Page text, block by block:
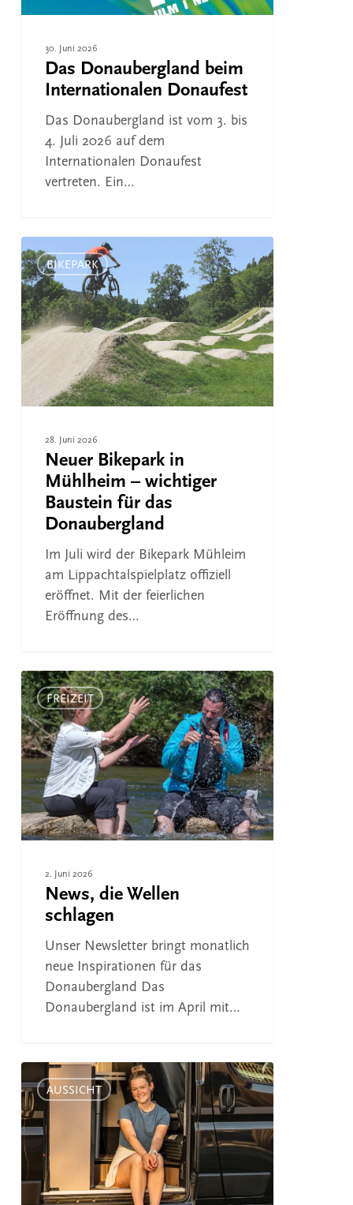
30. Juni 2026
Das Donaubergland beim
Internationalen Donaufest
Das Donaubergland ist vom 3. bis
4. Juli 2026 auf dem
Internationalen Donaufest
vertreten. Ein…
Neuer
Bikepark
in
Mühlheim
–
wichtiger
Baustein
für
das
BIKEPARK
28. Juni 2026
Neuer Bikepark in
Mühlheim – wichtiger
Baustein für das
Donaubergland
Im Juli wird der Bikepark Mühleim
am Lippachtalspielplatz offiziell
eröffnet. Mit der feierlichen
Eröffnung des…
News,
die
Wellen
schlagen
FREIZEIT
2. Juni 2026
News, die Wellen
schlagen
Unser Newsletter bringt monatlich
neue Inspirationen für das
Donaubergland Das
Donaubergland ist im April mit…
Südenscout
Emma
unterwegs
im
Donaubergland
AUSSICHT